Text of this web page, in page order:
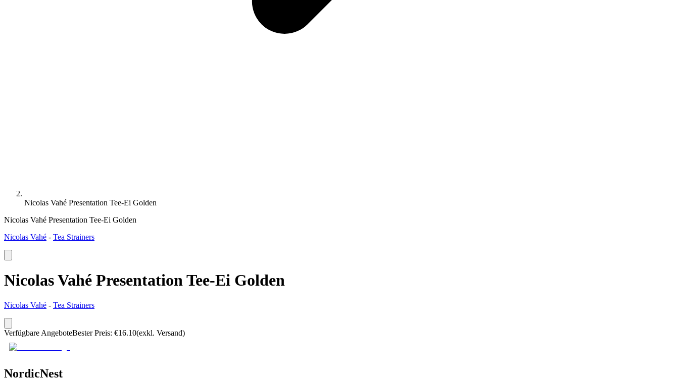
Nicolas Vahé Presentation Tee-Ei Golden
Nicolas Vahé Presentation Tee-Ei Golden
Nicolas Vahé - Tea Strainers
Nicolas Vahé Presentation Tee-Ei Golden
Nicolas Vahé - Tea Strainers
Verfügbare AngeboteBester Preis: €16.10(exkl. Versand)
NordicNest